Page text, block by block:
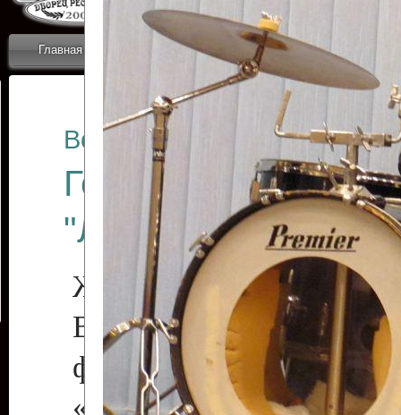
Главная Приветствие Коллективы Новости
ОТЧЕТЫ ГКЦ
Все отчеты
Государственный
"Либерти"
Живая музыка!
Во второй день
фестиваля искусств
«Мэрцишор-